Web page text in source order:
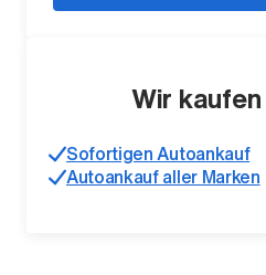
Wir
Sofortigen Autoankauf
Autoankauf aller Marken